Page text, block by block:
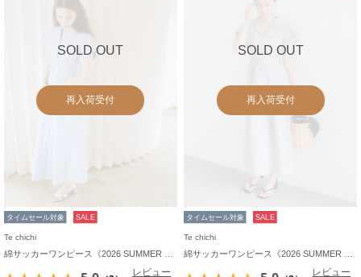
SOLD OUT
再入荷受付
タイムセール対象 SALE
Te chichi
レビュー
SOLD OUT
再入荷受付
タイムセール対象 SALE
Te chichi
レビュー